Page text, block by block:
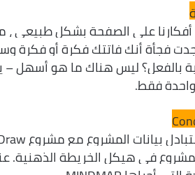
على الصفحة بشكل طبيعي ،
فجأة أنك فاتتك فكرة أو فكرة
بالفعل؟ ليس هناك ما هو أسهل
فقط.